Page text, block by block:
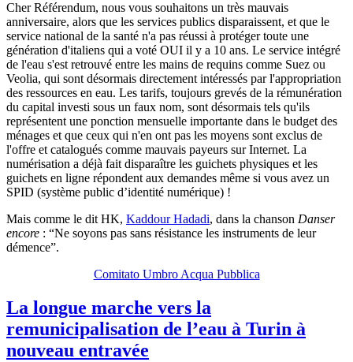
Cher Référendum, nous vous souhaitons un très mauvais
anniversaire, alors que les services publics disparaissent, et que le
service national de la santé n'a pas réussi à protéger toute une
génération d'italiens qui a voté OUI il y a 10 ans. Le service intégré
de l'eau s'est retrouvé entre les mains de requins comme Suez ou
Veolia, qui sont désormais directement intéressés par l'appropriation
des ressources en eau. Les tarifs, toujours grevés de la rémunération
du capital investi sous un faux nom, sont désormais tels qu'ils
représentent une ponction mensuelle importante dans le budget des
ménages et que ceux qui n'en ont pas les moyens sont exclus de
l'offre et catalogués comme mauvais payeurs sur Internet. La
numérisation a déjà fait disparaître les guichets physiques et les
guichets en ligne répondent aux demandes même si vous avez un
SPID (système public d’identité numérique) !
Mais comme le dit HK, Kaddour Hadadi, dans la chanson Danser
encore : “Ne soyons pas sans résistance les instruments de leur
démence”.
Comitato Umbro Acqua Pubblica
La longue marche vers la
remunicipalisation de l’eau à Turin à
nouveau entravée